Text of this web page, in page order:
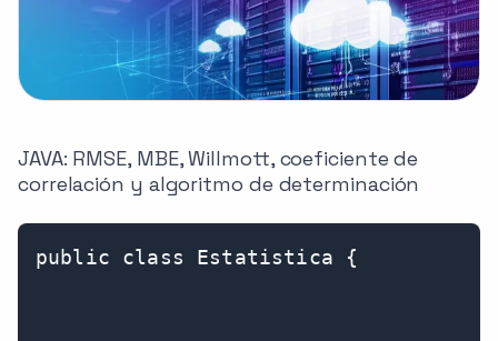
JAVA: RMSE, MBE, Willmott, coeficiente de
correlación y algoritmo de determinación
public class Estatistica {